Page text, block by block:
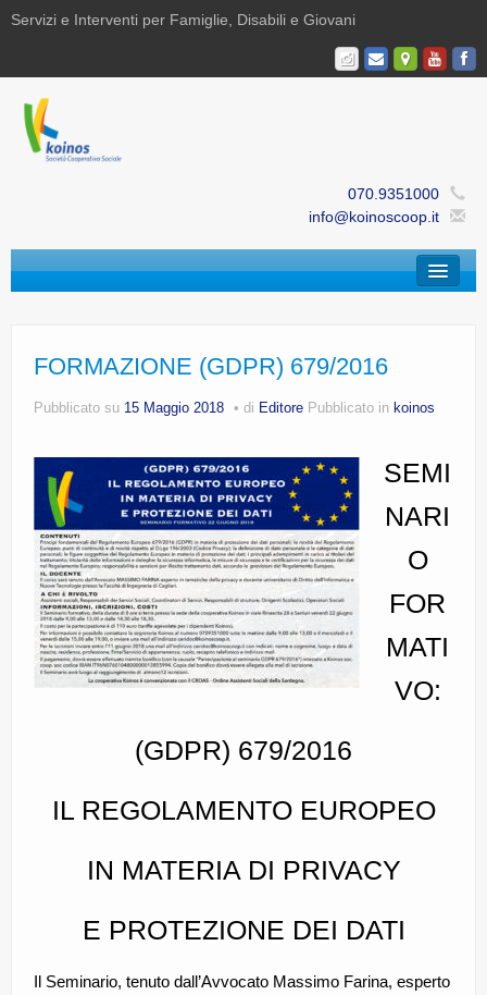
Servizi e Interventi per Famiglie, Disabili e Giovani
070.9351000
info@koinoscoop.it
Area Famiglie e Minori | Efè
Area Disabilità | Paris
Area Ricerca, Documentazione e Formazione |
CE.RI.FORM
CONTATTI
Whistleblowing
Lavora con noi
Centro Antiviolenza “Feminas” | PLUS Sanluri –
FORMAZIONE (GDPR) 679/2016
Pubblicato su 15 Maggio 2018 di Editore Pubblicato in koinos
SEMI
NARI
O
FOR
MATI
VO:
(GDPR) 679/2016
IL REGOLAMENTO EUROPEO
IN MATERIA DI PRIVACY
E PROTEZIONE DEI DATI
Il Seminario, tenuto dall’Avvocato Massimo Farina, esperto